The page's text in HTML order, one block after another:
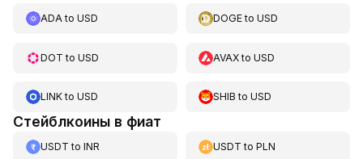
ADAto USD DOGEtoUSD
DOT to USD AVAXtoUSD
LINKto USD SHIB toUSD
Стейблкоины в фиат
USDT to INR USDT toPLN